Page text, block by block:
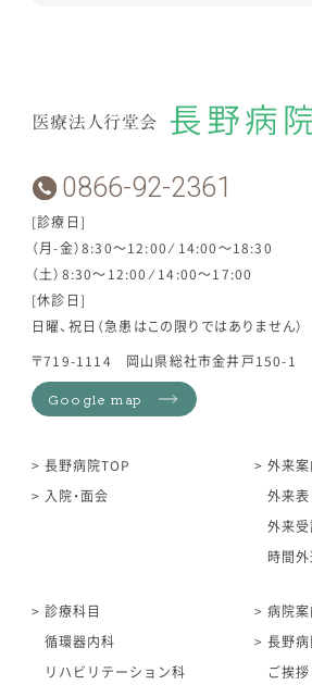
0866-92-2361
[診療日]
（月-金）8:30～12:00 ⁄ 14:00～18:30
（土）8:30～12:00 ⁄ 14:00～17:00
[休診日]
日曜、祝日（急患はこの限りではありません）
〒719-1114 岡山県総社市金井戸150-1
Google map
長野病院TOP
入院・面会
外来案
外来表
外来
時間
診療科目
循環器内科
リハビリテーション科
病院案
長野
ご挨拶